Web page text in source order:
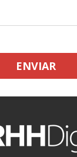
ENVIAR